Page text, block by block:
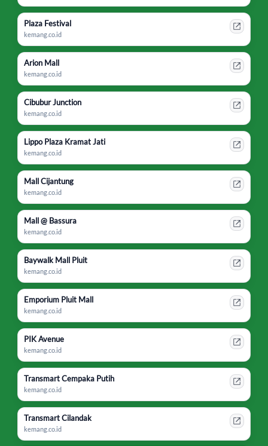
Plaza Festival
kemang.co.id
Arion Mall
kemang.co.id
Cibubur Junction
kemang.co.id
Lippo Plaza Kramat Jati
kemang.co.id
Mall Cijantung
kemang.co.id
Mall @ Bassura
kemang.co.id
Baywalk Mall Pluit
kemang.co.id
Emporium Pluit Mall
kemang.co.id
PIK Avenue
kemang.co.id
Transmart Cempaka Putih
kemang.co.id
Transmart Cilandak
kemang.co.id